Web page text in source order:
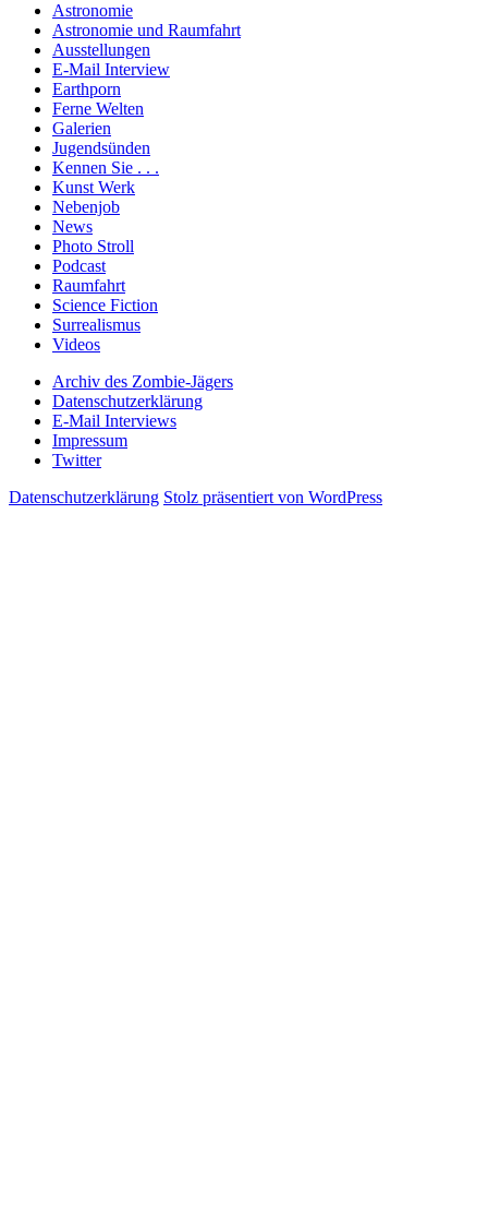
Astronomie
Astronomie und Raumfahrt
Ausstellungen
E-Mail Interview
Earthporn
Ferne Welten
Galerien
Jugendsünden
Kennen Sie . . .
Kunst Werk
Nebenjob
News
Photo Stroll
Podcast
Raumfahrt
Science Fiction
Surrealismus
Videos
Archiv des Zombie-Jägers
Datenschutzerklärung
E-Mail Interviews
Impressum
Twitter
Datenschutzerklärung Stolz präsentiert von WordPress